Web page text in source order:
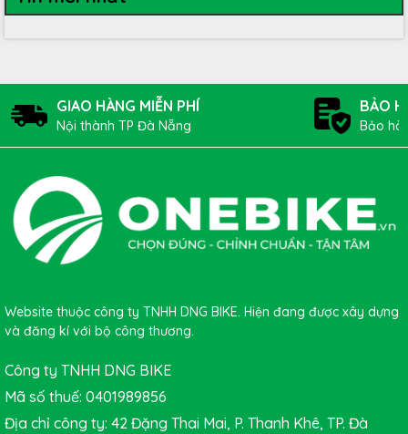
GIAO HÀNG MIỄN PHÍ
Nội thành TP Đà Nẵng
BẢO
Bảo
Website thuộc công ty TNHH DNG BIKE. Hiện đang được xây dựng
và đăng kí với bộ công thương.
Công ty TNHH DNG BIKE
Mã số thuế: 0401989856
Địa chỉ công ty: 42 Đặng Thai Mai, P. Thanh Khê, TP. Đà